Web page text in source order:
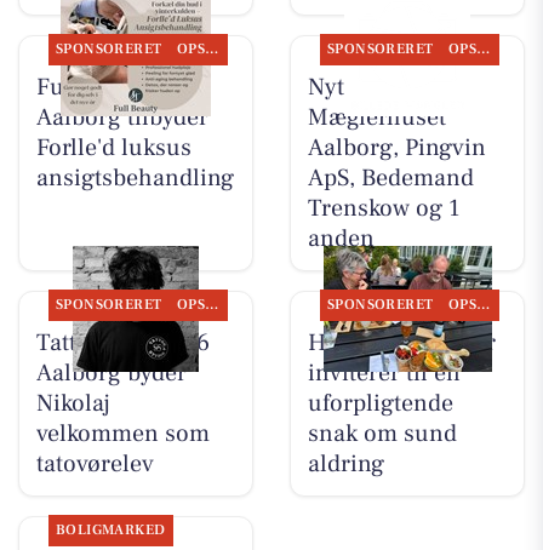
SPONSORERET OPSLAGSTAVLEN
Full Beauty
Aalborg tilbyder
Forlle'd luksus
ansigtsbehandling
SPONSORERET OPSLAGSTAVLEN
Nyt fra
Mæglerhuset
Aalborg, Pingvin
ApS, Bedemand
Trenskow og 1
anden
SPONSORERET OPSLAGSTAVLEN
Tattoo Studio 96
Aalborg byder
Nikolaj
velkommen som
tatovørelev
SPONSORERET OPSLAGSTAVLEN
Houen Life Power
inviterer til en
uforpligtende
snak om sund
aldring
BOLIGMARKED